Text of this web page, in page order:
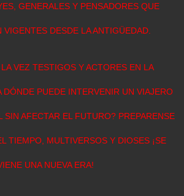
GENERALES Y PENSADORES QUE
VIGENTES DESDE LA ANTIGÜEDAD.
VEZ TESTIGOS Y ACTORES EN LA
DÓNDE PUEDE INTERVENIR UN VIAJERO
SIN AFECTAR EL FUTURO? PREPARENSE
TIEMPO, MULTIVERSOS Y DIOSES ¡SE
UNA NUEVA ERA!